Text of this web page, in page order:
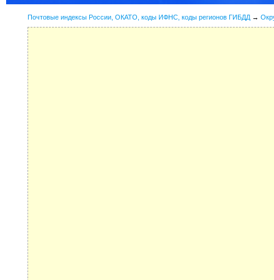
Почтовые индексы России, ОКАТО, коды ИФНС, коды регионов ГИБДД →